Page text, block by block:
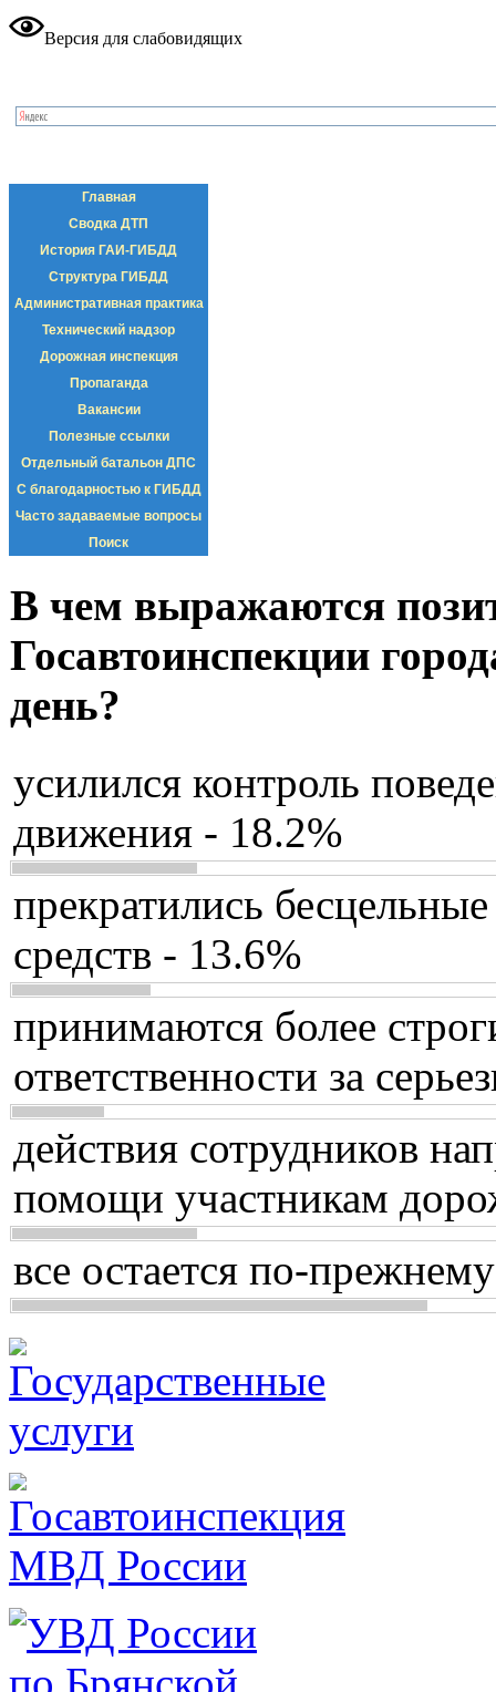
Версия для слабовидящих
Главная
Сводка ДТП
История ГАИ-ГИБДД
Структура ГИБДД
Административная практика
Технический надзор
Дорожная инспекция
Пропаганда
Вакансии
Полезные ссылки
Отдельный батальон ДПС
С благодарностью к ГИБДД
Часто задаваемые вопросы
Поиск
В чем выражаются
Госавтоинспекции
день?
усилился контроль
движения - 18.2%
прекратились
средств - 13.6%
принимаются более
ответственности за
действия сотрудников
помощи участникам
все остается по-